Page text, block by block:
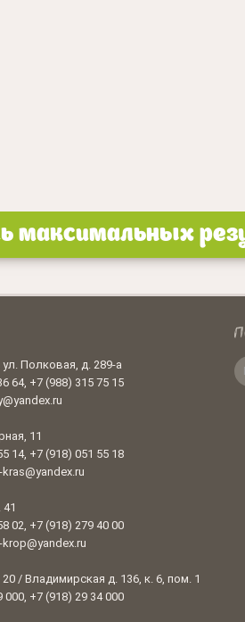
Полковая, д. 289-а
64, +7 (988) 315 75 15
11
14, +7 (918) 051 55 18
02, +7 (918) 279 40 00
/ Владимирская д. 136, к. 6, пом. 1
+7 (918) 29 34 000